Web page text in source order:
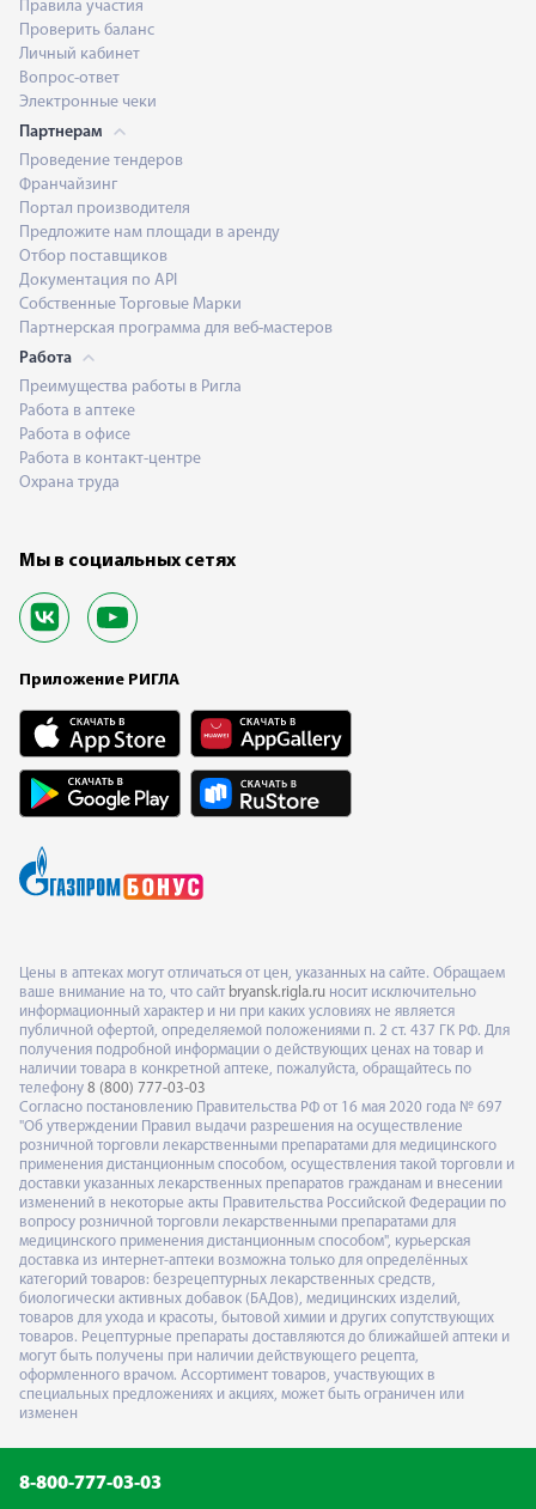
Правила участия
Проверить баланс
Личный кабинет
Вопрос-ответ
Электронные чеки
Партнерам
Проведение тендеров
Франчайзинг
Портал производителя
Предложите нам площади в аренду
Отбор поставщиков
Документация по API
Собственные Торговые Марки
Партнерская программа для веб-мастеров
Работа
Преимущества работы в Ригла
Работа в аптеке
Работа в офисе
Работа в контакт-центре
Охрана труда
Мы в социальных сетях
Приложение РИГЛА
Цены в аптеках могут отличаться от цен, указанных на сайте. Обращаем
ваше внимание на то, что сайт bryansk.rigla.ru носит исключительно
информационный характер и ни при каких условиях не является
публичной офертой, определяемой положениями п. 2 ст. 437 ГК РФ. Для
получения подробной информации о действующих ценах на товар и
наличии товара в конкретной аптеке, пожалуйста, обращайтесь по
телефону 8 (800) 777-03-03
Согласно постановлению Правительства РФ от 16 мая 2020 года № 697
"Об утверждении Правил выдачи разрешения на осуществление
розничной торговли лекарственными препаратами для медицинского
применения дистанционным способом, осуществления такой торговли и
доставки указанных лекарственных препаратов гражданам и внесении
изменений в некоторые акты Правительства Российской Федерации по
вопросу розничной торговли лекарственными препаратами для
медицинского применения дистанционным способом", курьерская
доставка из интернет-аптеки возможна только для определённых
категорий товаров: безрецептурных лекарственных средств,
биологически активных добавок (БАДов), медицинских изделий,
товаров для ухода и красоты, бытовой химии и других сопутствующих
товаров. Рецептурные препараты доставляются до ближайшей аптеки и
могут быть получены при наличии действующего рецепта,
оформленного врачом. Ассортимент товаров, участвующих в
специальных предложениях и акциях, может быть ограничен или
изменен
8-800-777-03-03